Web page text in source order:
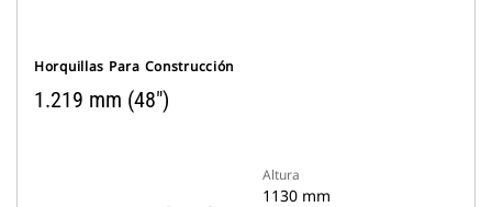
Horquillas Para Construcción
1.219 mm (48")
Altura
1130 mm